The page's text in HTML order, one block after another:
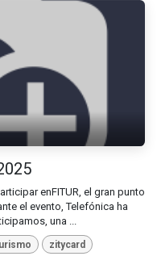
enFITUR, el gran punto
el evento, Telefónica ha
una ...
zitycard